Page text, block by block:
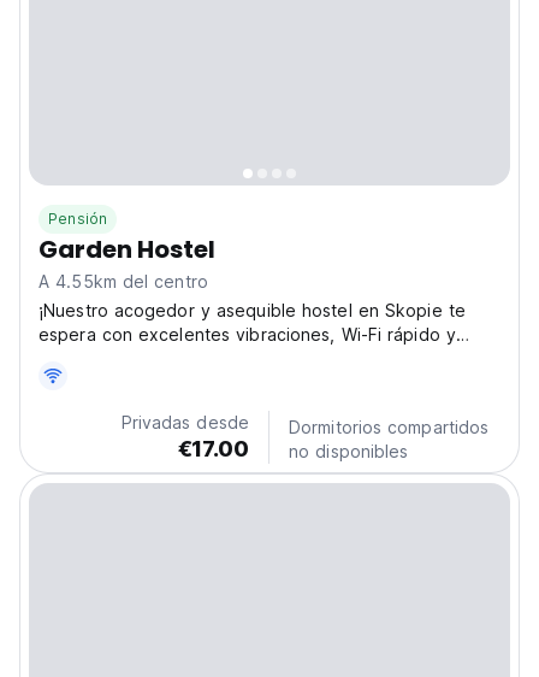
Pensión
Garden Hostel
A 4.55km del centro
¡Nuestro acogedor y asequible hostel en Skopie te
espera con excelentes vibraciones, Wi-Fi rápido y
mochileros y nómadas digitales, y sin duda uno de los
mejores hostels en Skopie para estancias cómodas y...
Privadas desde
€17.00
Dormitorios compartidos
no disponibles